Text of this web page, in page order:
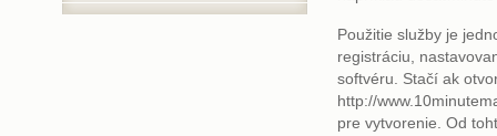
Použitie služby je
registráciu,
softvéru. Stačí ak
http://
pre vytvorenie. Od